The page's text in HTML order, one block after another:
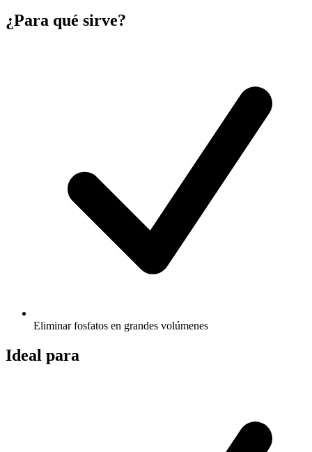
¿Para qué sirve?
Eliminar fosfatos en grandes volúmenes
Ideal para